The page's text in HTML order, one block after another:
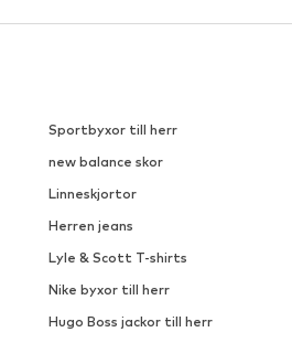
Sportbyxor till herr
new balance skor
Linneskjortor
Herren jeans
Lyle & Scott T-shirts
Nike byxor till herr
Hugo Boss jackor till herr